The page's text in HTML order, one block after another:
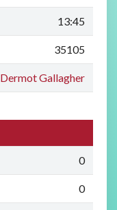
13:45
35105
Dermot Gallagher
0
0